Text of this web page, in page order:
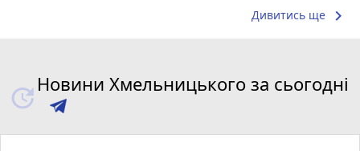
Дивитись ще keyboard_arrow_right
Новини Хмельницького за сьогодні